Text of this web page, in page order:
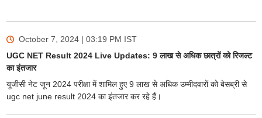
October 7, 2024 | 03:19 PM IST
UGC NET Result 2024 Live Updates: 9 लाख से अधिक छात्रों को रिजल्ट
का इंतजार
यूजीसी नेट जून 2024 परीक्षा में शामिल हुए 9 लाख से अधिक उम्मीदवारों को बेसब्री से
ugc net june result 2024 का इंतजार कर रहे हैं।